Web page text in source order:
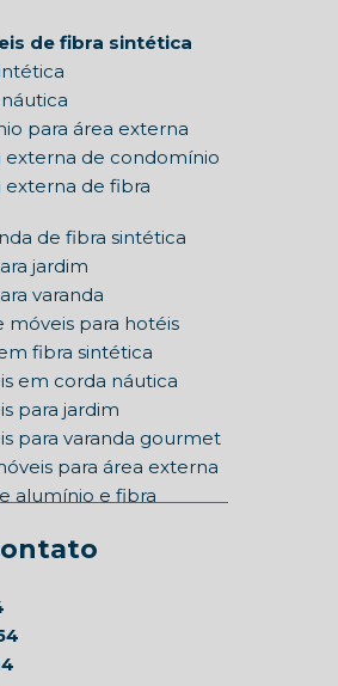
de fibra sintética
para área externa
externa de condomínio
externa de fibra
de fibra sintética
jardim
varanda
móveis para hotéis
fibra sintética
em corda náutica
para jardim
para varanda gourmet
para área externa
alumínio e fibra
fibra sintética
de fibra sintética
de hotel
náutica